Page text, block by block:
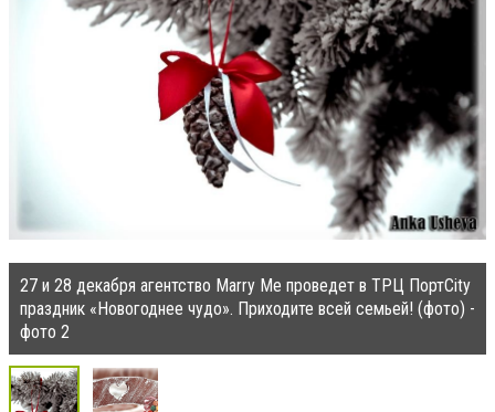
27 и 28 декабря агентство Marry Me проведет в ТРЦ ПортCity
праздник «Новогоднее чудо». Приходите всей семьей! (фото) -
фото 2